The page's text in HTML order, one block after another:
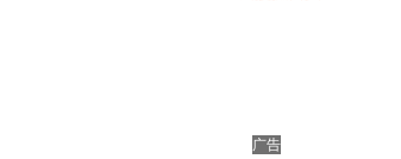
广告